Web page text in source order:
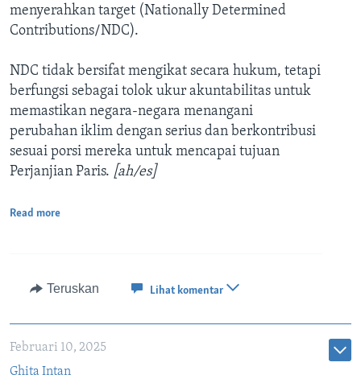
menyerahkan target (Nationally Determined
Contributions/NDC).
NDC tidak bersifat mengikat secara hukum, tetapi
berfungsi sebagai tolok ukur akuntabilitas untuk
memastikan negara-negara menangani
perubahan iklim dengan serius dan berkontribusi
sesuai porsi mereka untuk mencapai tujuan
Perjanjian Paris. [ah/es]
Read more
Teruskan Lihat komentar
Februari 10, 2025
Ghita Intan